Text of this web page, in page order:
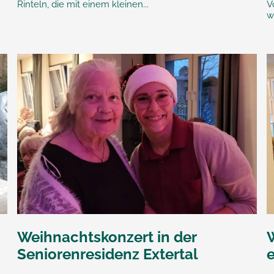
Rinteln, die mit einem kleinen...
Weihnachtskonzert in der
Seniorenresidenz Extertal